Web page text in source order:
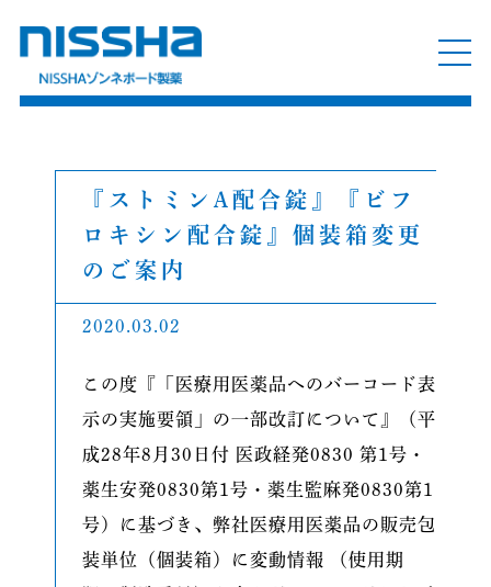
『ストミンA配合錠』『ビフ
ロキシン配合錠』個装箱変更
のご案内
2020.03.02
この度『「医療用医薬品へのバーコード表
示の実施要領」の一部改訂について』（平
成28年8月30日付 医政経発0830 第1号・
薬生安発0830第1号・薬生監麻発0830第1
号）に基づき、弊社医療用医薬品の販売包
装単位（個装箱）に変動情報 （使用期